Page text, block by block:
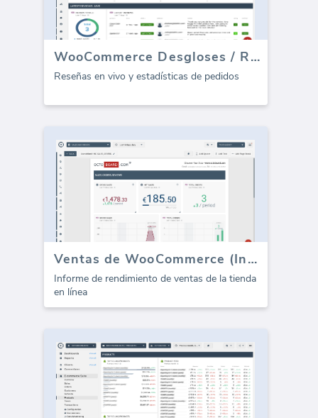
WooCommerce Desgloses / Reseñas
Reseñas en vivo y estadísticas de pedidos
Ventas de WooCommerce (Informe)
Informe de rendimiento de ventas de la tienda
en línea